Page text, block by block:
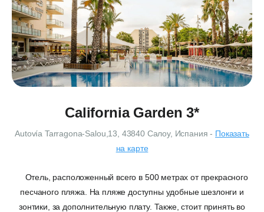
California Garden 3*
Autovía Tarragona-Salou,13, 43840 Салоу, Испания- Показать
на карте
Отель, расположенный всего в 500 метрах от прекрасного
песчаного пляжа. На пляже доступны удобные шезлонги и
зонтики, за дополнительную плату. Также, стоит принять во